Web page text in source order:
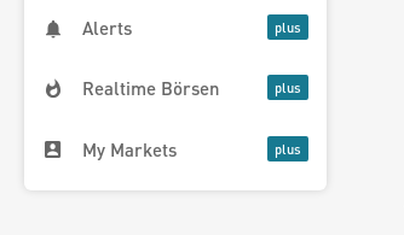
Alerts
Realtime Börsen
My Markets